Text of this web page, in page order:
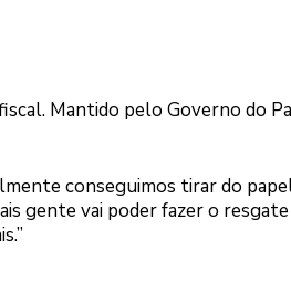
Mantido pelo Governo do
conseguimos tirar do
gente vai poder fazer o